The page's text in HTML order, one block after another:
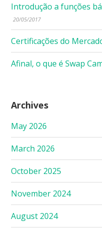
Introdução a funções
20/05/2017
Certificações do
Afinal, o que é Swap
Archives
May 2026
March 2026
October 2025
November 2024
August 2024